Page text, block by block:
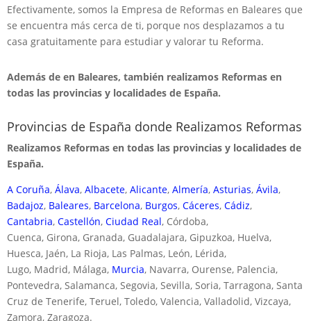
Efectivamente, somos la Empresa de Reformas en Baleares que
se encuentra más cerca de ti, porque nos desplazamos a tu
casa gratuitamente para estudiar y valorar tu Reforma.
Además de en Baleares, también realizamos Reformas en
todas las provincias y localidades de España.
Provincias de España donde Realizamos Reformas
Realizamos Reformas en todas las provincias y localidades de
España.
A Coruña, Álava, Albacete, Alicante, Almería, Asturias, Ávila,
Badajoz, Baleares, Barcelona, Burgos, Cáceres, Cádiz,
Cantabria, Castellón, Ciudad Real, Córdoba,
Cuenca, Girona, Granada, Guadalajara, Gipuzkoa, Huelva,
Huesca, Jaén, La Rioja, Las Palmas, León, Lérida,
Lugo, Madrid, Málaga, Murcia, Navarra, Ourense, Palencia,
Pontevedra, Salamanca, Segovia, Sevilla, Soria, Tarragona, Santa
Cruz de Tenerife, Teruel, Toledo, Valencia, Valladolid, Vizcaya,
Zamora, Zaragoza.